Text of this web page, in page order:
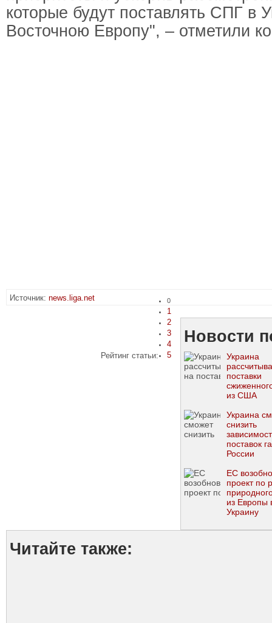
которые будут поставлять СПГ в
Восточною Европу", – отметили
Источник: news.liga.net
Рейтинг статьи:
0
1
2
3
4
5
Новости
Украина
поставки
из США
Украина
снизить
поставок
России
ЕС
проект по
из Европы
Украину
Читайте также: